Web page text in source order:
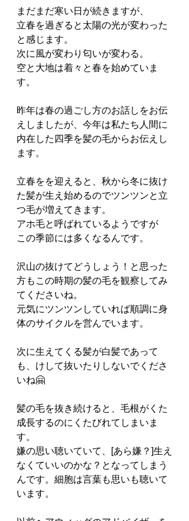
まだまだ寒い日が続きますが、
立春を過ぎると太陽の光が変わった
と感じます。
次に風が変わり匂いが変わる。
空と大地は着々と春を始めていま
す。
昨年は春の過ごし方のお話しをお伝
えしましたが、今年は私たち人間に
内在した四季を髪の毛からお伝えし
ます。
立春をを迎えると、秋から冬に抜け
た髪が生え始めるのでツンツンと立
つ毛が増えてきます。
アホ毛と呼ばれているようですが
この季節には多くなるんです。
沢山の抜けてどうしょう！と思った
方もこの時期の髪の毛を観察してみ
てくださいね。
元気にツンツンしていれば順調に身
体のサイクルを営んでいます。
次に生えてくる髪が白髪であって
も、けして抜いたりしないでくださ
いね🤗
髪の毛を抜き続けると、毛根がくた
成長するのにくたびれてしまいま
す。
嫌の思い聴いていて、[あら嫌？]生え
なくていいのかな？となってしまう
んです。細胞は言葉も思いも聴いて
います。